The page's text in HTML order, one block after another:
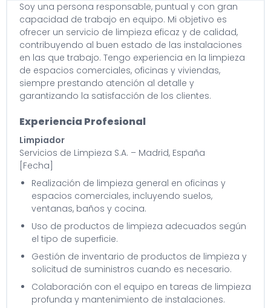
Soy una persona responsable, puntual y con gran
capacidad de trabajo en equipo. Mi objetivo es
ofrecer un servicio de limpieza eficaz y de calidad,
contribuyendo al buen estado de las instalaciones
en las que trabajo. Tengo experiencia en la limpieza
de espacios comerciales, oficinas y viviendas,
siempre prestando atención al detalle y
garantizando la satisfacción de los clientes.
Experiencia Profesional
Limpiador
Servicios de Limpieza S.A. – Madrid, España
[Fecha]
Realización de limpieza general en oficinas y
espacios comerciales, incluyendo suelos,
ventanas, baños y cocina.
Uso de productos de limpieza adecuados según
el tipo de superficie.
Gestión de inventario de productos de limpieza y
solicitud de suministros cuando es necesario.
Colaboración con el equipo en tareas de limpieza
profunda y mantenimiento de instalaciones.